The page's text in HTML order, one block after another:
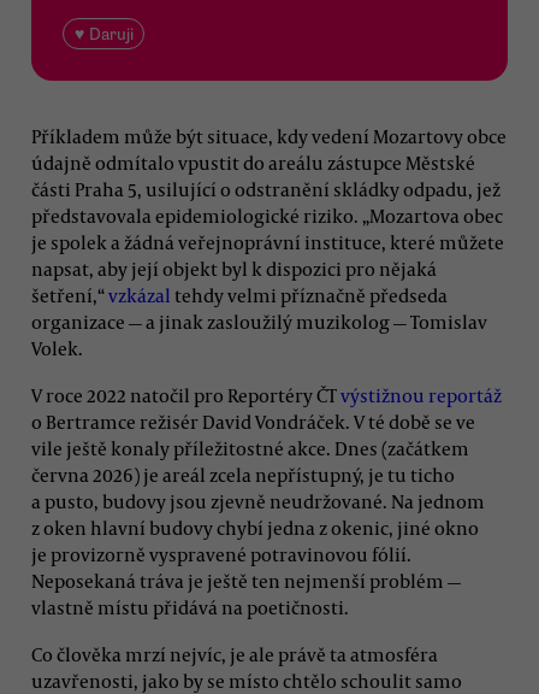
♥ Daruji
Příkladem může být situace, kdy vedení Mozartovy obce
údajně odmítalo vpustit do areálu zástupce Městské
části Praha 5, usilující o odstranění skládky odpadu, jež
představovala epidemiologické riziko. „Mozartova obec
je spolek a žádná veřejnoprávní instituce, které můžete
napsat, aby její objekt byl k dispozici pro nějaká
šetření,“vzkázal tehdy velmi příznačně předseda
organizace — a jinak zasloužilý muzikolog — Tomislav
Volek.
V roce 2022 natočil pro Reportéry ČTvýstižnou reportáž
o Bertramce režisér David Vondráček. V té době se ve
vile ještě konaly příležitostné akce. Dnes (začátkem
června 2026) je areál zcela nepřístupný, je tu ticho
a pusto, budovy jsou zjevně neudržované. Na jednom
z oken hlavní budovy chybí jedna z okenic, jiné okno
je provizorně vyspravené potravinovou fólií.
Neposekaná tráva je ještě ten nejmenší problém —
vlastně místu přidává na poetičnosti.
Co člověka mrzí nejvíc, je ale právě ta atmosféra
uzavřenosti, jako by se místo chtělo schoulit samo